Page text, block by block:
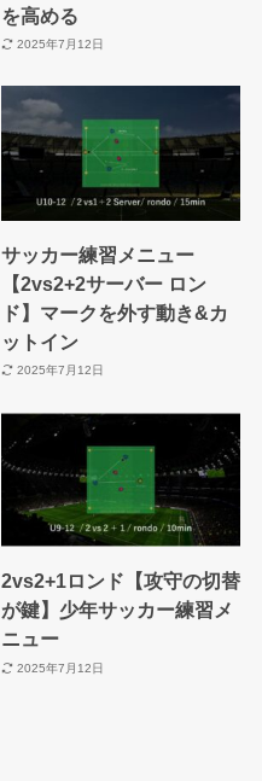
を高める
2025年7月12日
サッカー練習メニュー
【2vs2+2サーバー ロン
ド】マークを外す動き&カ
ットイン
2025年7月12日
2vs2+1ロンド【攻守の切替
が鍵】少年サッカー練習メ
ニュー
2025年7月12日